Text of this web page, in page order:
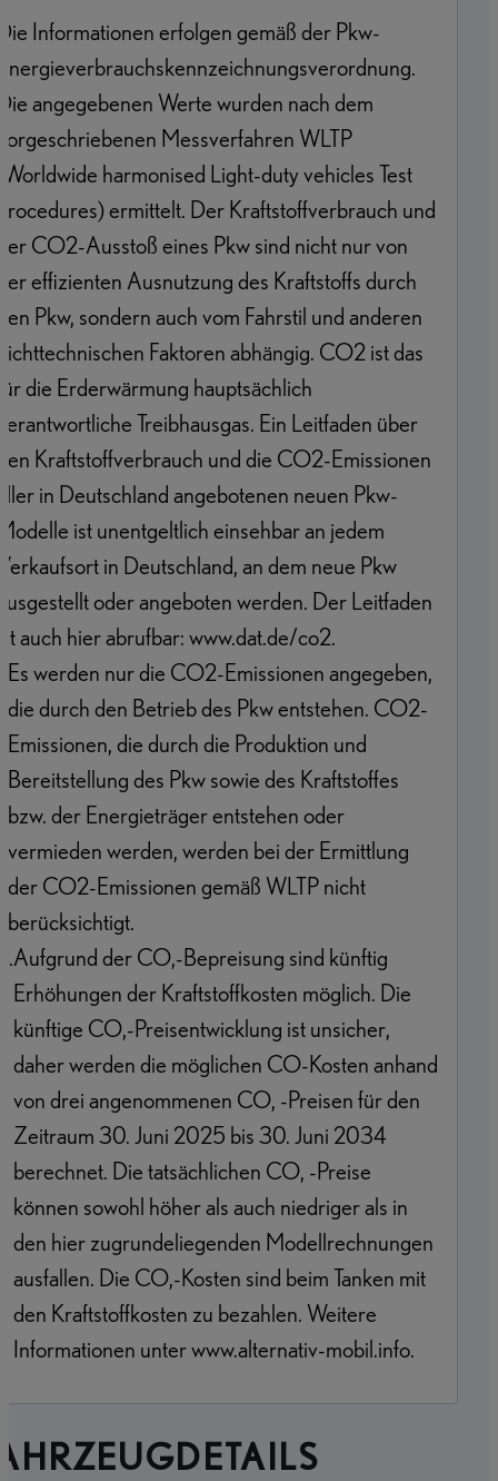
Informationen erfolgen gemäß der Pkw-
angegebenen Werte wurden nach dem
Messverfahren WLTP
harmonised Light-duty vehicles Test
ermittelt. Der Kraftstoffverbrauch und
CO2-Ausstoß eines Pkw sind nicht nur von
effizienten Ausnutzung des Kraftstoffs durch
Pkw, sondern auch vom Fahrstil und anderen
Faktoren abhängig. CO2 ist das
die Erderwärmung hauptsächlich
Treibhausgas. Ein Leitfaden über
Kraftstoffverbrauch und die CO2-Emissionen
in Deutschland angebotenen neuen Pkw-
ist unentgeltlich einsehbar an jedem
in Deutschland, an dem neue Pkw
oder angeboten werden. Der Leitfaden
auch hier abrufbar: www.dat.de/co2.
Es werden nur die CO2-Emissionen angegeben,
die durch den Betrieb des Pkw entstehen. CO2-
Emissionen, die durch die Produktion und
Bereitstellung des Pkw sowie des Kraftstoffes
bzw. der Energieträger entstehen oder
vermieden werden, werden bei der Ermittlung
der CO2-Emissionen gemäß WLTP nicht
berücksichtigt.
.Aufgrund der CO,-Bepreisung sind künftig
Erhöhungen der Kraftstoffkosten möglich. Die
künftige CO,-Preisentwicklung ist unsicher,
daher werden die möglichen CO-Kosten anhand
von drei angenommenen CO, -Preisen für den
Zeitraum 30. Juni 2025 bis 30. Juni 2034
berechnet. Die tatsächlichen CO, -Preise
können sowohl höher als auch niedriger als in
den hier zugrundeliegenden Modellrechnungen
ausfallen. Die CO,-Kosten sind beim Tanken mit
den Kraftstoffkosten zu bezahlen. Weitere
Informationen unter www.alternativ-mobil.info.